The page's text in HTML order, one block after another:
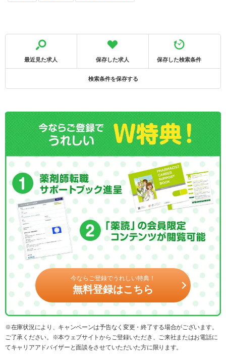
最近見た求人 保存した求人 保存した検索条件
検索条件を保存する
今ならご登録でうれしい特典！
無料登録はこちら
※在庫状況により、キャンペーンは予告なく変更・終了する場合がございます。
ご了承ください。※本ウェブサイトからご登録いただき、ご来社またはお電話に
てキャリアアドバイザーと面談をさせていただいた方に限ります。